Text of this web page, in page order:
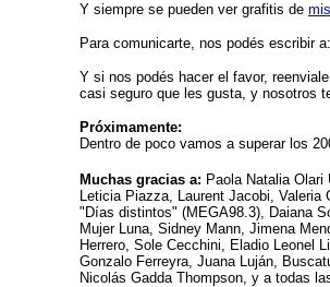
Y siempre se pueden ver grafitis de
Para comunicarte, nos podés escribira
Y si nos podés hacer el favor,
casi seguro que les gusta, y nosotros
Próximamente:
Dentro de poco vamos a superar los
Muchas gracias a: Paola Natalia
Leticia Piazza, Laurent Jacobi,
"Días distintos" (MEGA98.3), Daiana
Mujer Luna, Sidney Mann, Jimena
Herrero, Sole Cecchini, Eladio Leonel
Gonzalo Ferreyra, Juana Luján,
Nicolás Gadda Thompson, y a todas